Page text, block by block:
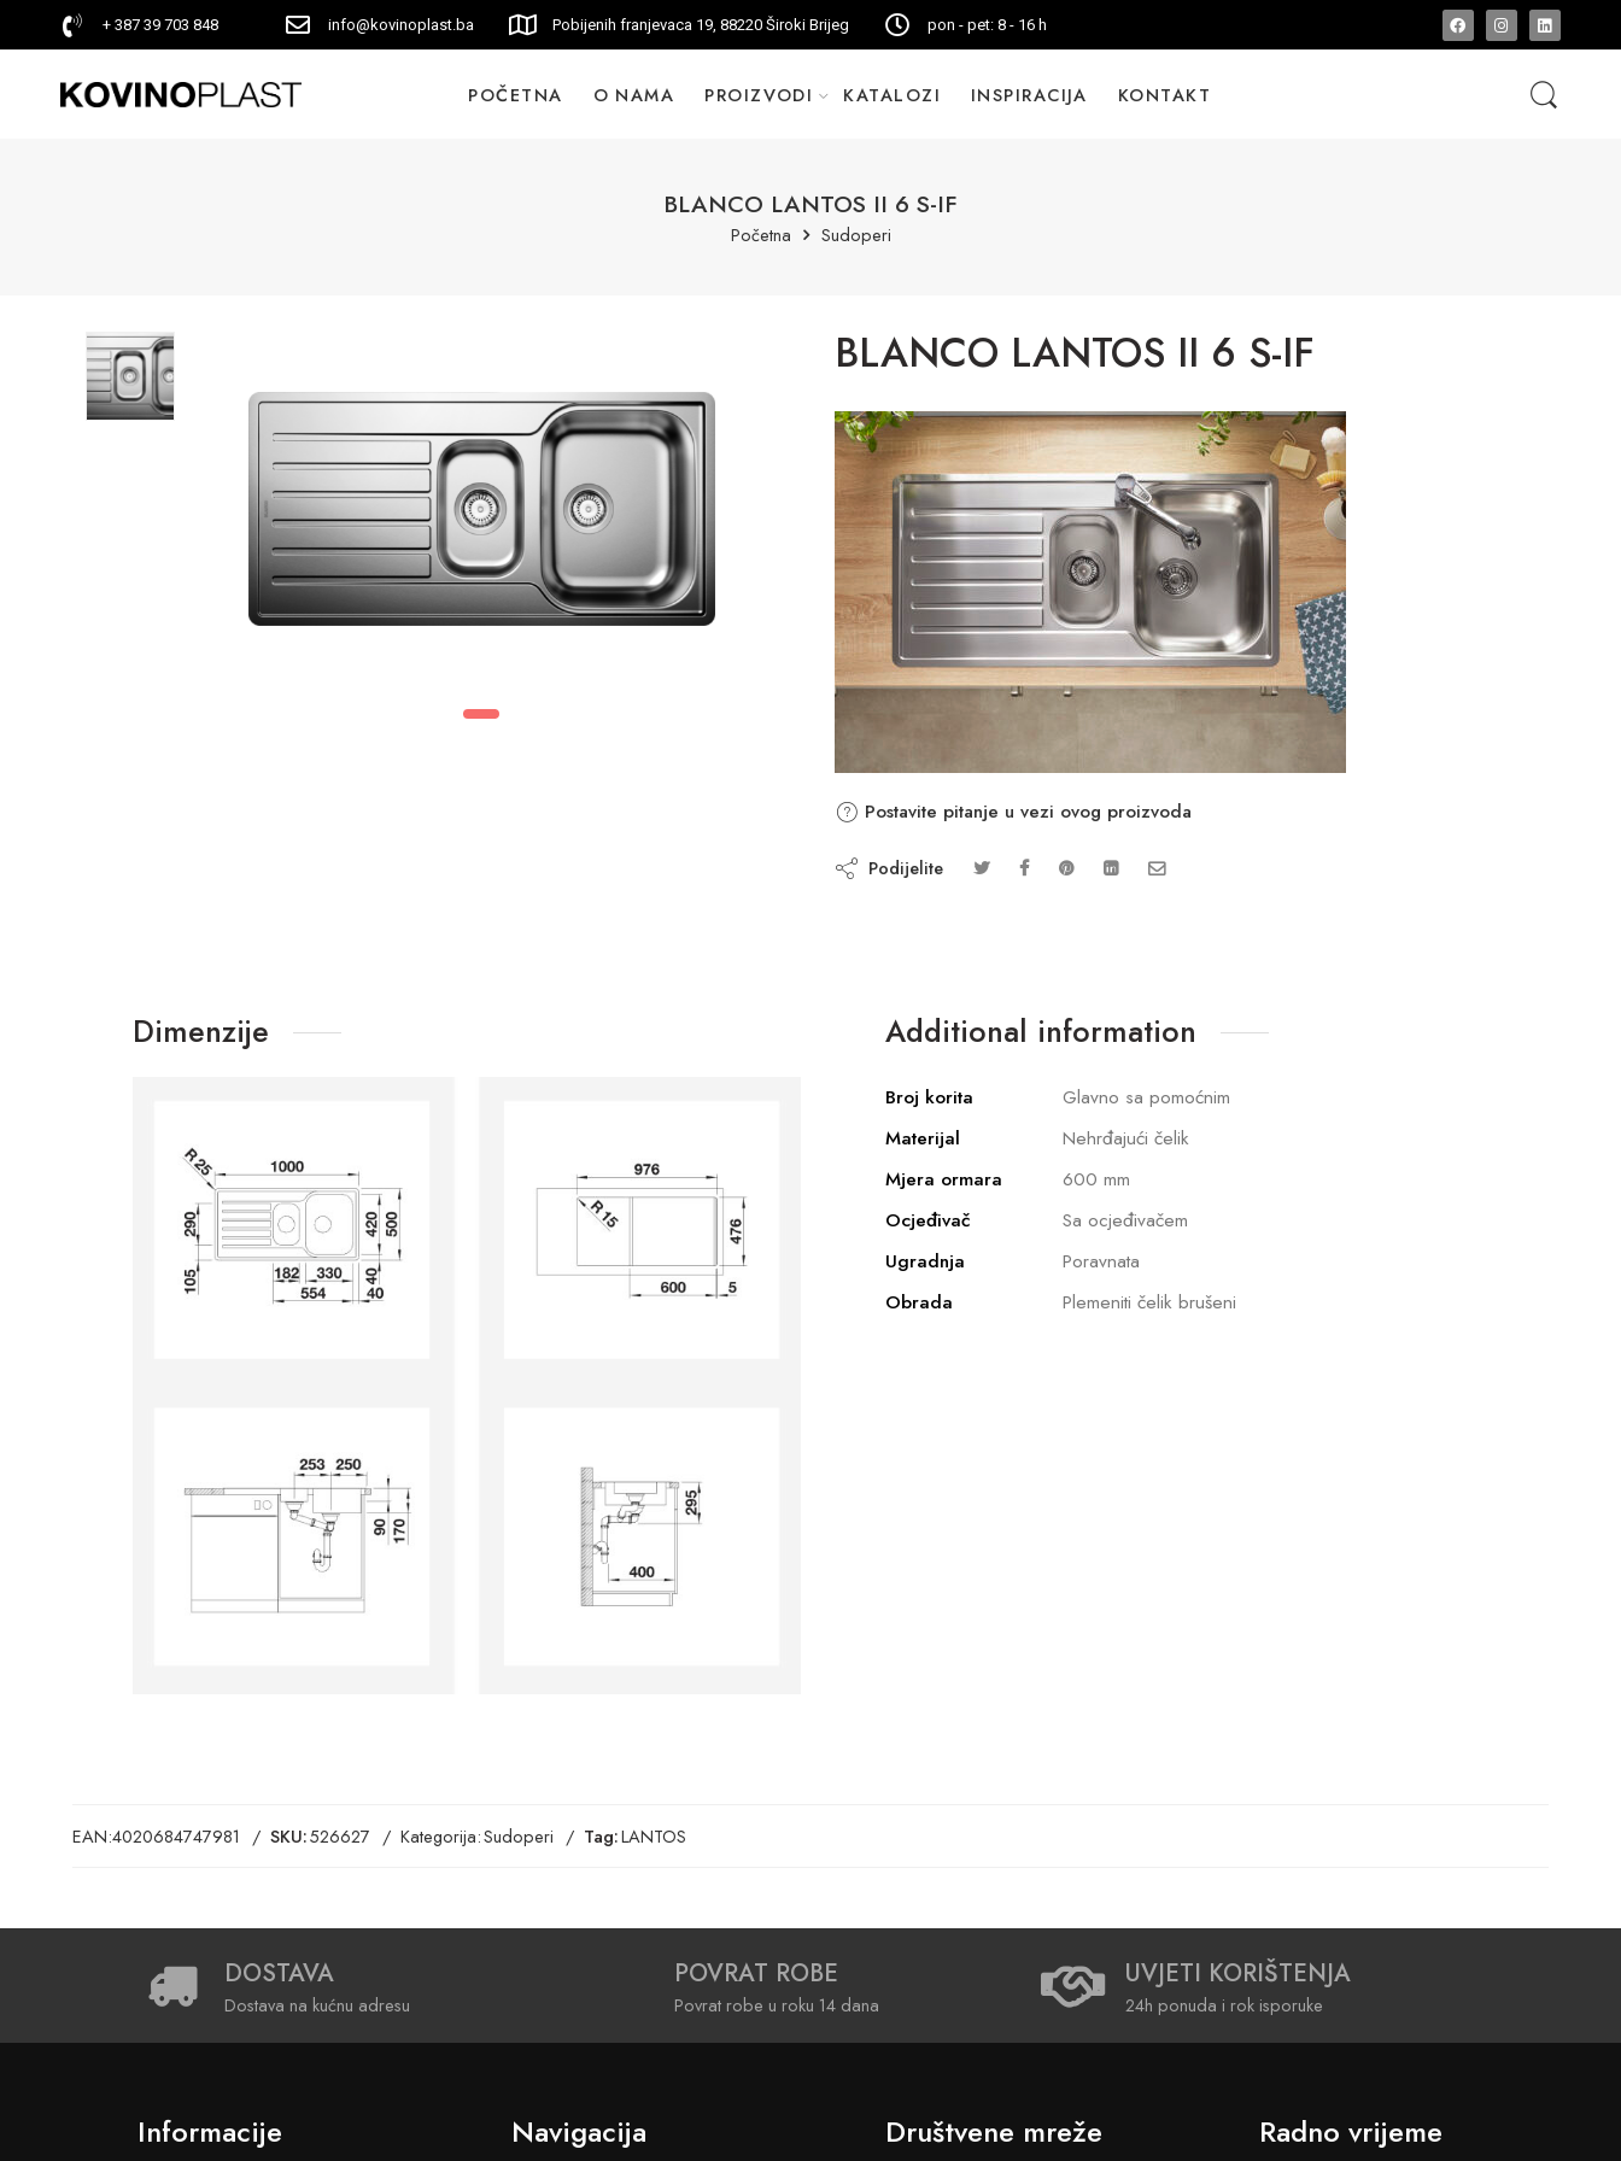
+ 387 39 703 848 info@kovinoplast.ba Pobijenih franjevaca 19, 88220 Široki Brijeg pon - pet: 8 - 16 h
POČETNA O NAMA PROIZVODI KATALOZI INSPIRACIJA KONTAKT
BLANCO LANTOS II 6 S-IF
Početna Sudoperi
BLANCO LANTOS II 6 S-IF
Postavite pitanje u vezi ovog proizvoda
Podijelite
Dimenzije Additional information
Broj korita
Glavno sa pomoćnim
Materijal
Nehrđajući čelik
Mjera ormara
600 mm
Ocjeđivač
Sa ocjeđivačem
Ugradnja
Poravnata
Obrada
Plemeniti čelik brušeni
EAN:4020684747981 SKU:526627 Kategorija:Sudoperi Tag:LANTOS
DOSTAVA
Dostava na kućnu adresu
POVRAT ROBE
Povrat robe u roku 14 dana
UVJETI KORIŠTENJA
24h ponuda i rok isporuke
Informacije Navigacija Društvene mreže Radno vrijeme